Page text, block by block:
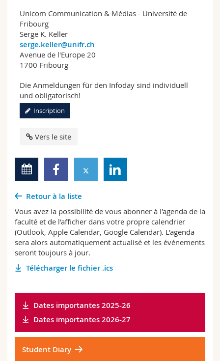
Unicom Communication & Médias - Université de
Fribourg
Serge K. Keller
serge.keller@unifr.ch
Avenue de l'Europe 20
1700 Fribourg
Die Anmeldungen für den Infoday sind individuell
und obligatorisch!
Inscription
Vers le site
Retour à la liste
Vous avez la possibilité de vous abonner à l'agenda de la
faculté et de l'afficher dans votre propre calendrier
(Outlook, Apple Calendar, Google Calendar). L'agenda
sera alors automatiquement actualisé et les événements
seront toujours à jour.
Télécharger le fichier .ics
Dates importantes 2025-26
Dates importantes 2026-27
Student Diary